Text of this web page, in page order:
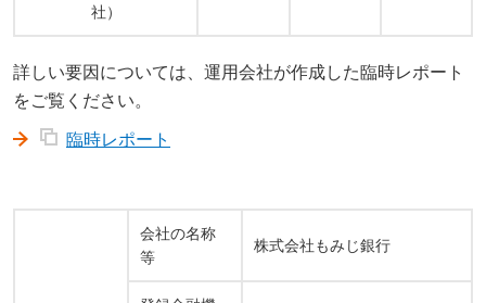
社）
詳しい要因については、運用会社が作成した臨時レポート
をご覧ください。
臨時レポート
会社の名称
等
株式会社もみじ銀行